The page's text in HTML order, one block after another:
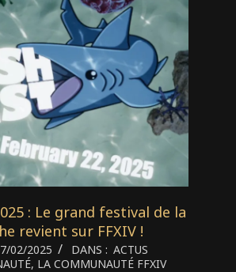
: Le grand festival de la
revient sur FFXIV !
02/2025 DANS : ACTUS
, LA COMMUNAUTÉ FFXIV